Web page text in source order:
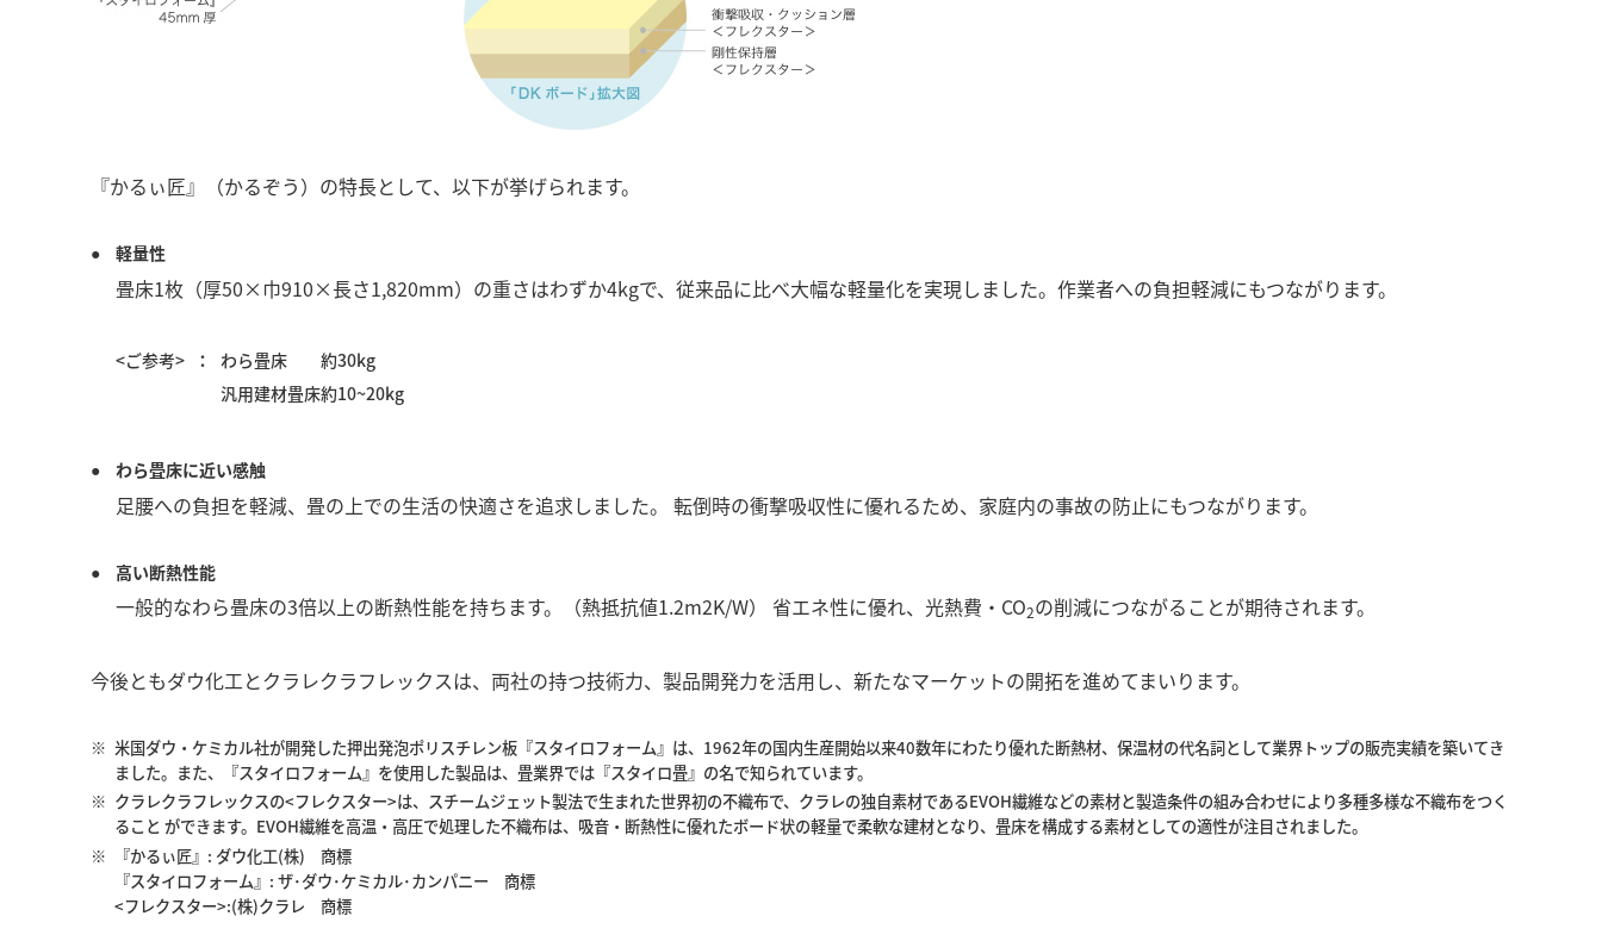
『かるぃ匠』（かるぞう）の特長として、以下が挙げられます。
軽量性
畳床1枚（厚50×巾910×長さ1,820mm）の重さはわずか4kgで、従来品に比べ大幅な軽量化を実現しました。作業者への負担軽減にもつながります。
<ご参考> わら畳床
約30kg
汎用建材畳床約10~20kg
わら畳床に近い感触
足腰への負担を軽減、畳の上での生活の快適さを追求しました。 転倒時の衝撃吸収性に優れるため、家庭内の事故の防止にもつながります。
高い断熱性能
一般的なわら畳床の3倍以上の断熱性能を持ちます。（熱抵抗値1.2m2K/W） 省エネ性に優れ、光熱費・CO2の削減につながることが期待されます。
今後ともダウ化工とクラレクラフレックスは、両社の持つ技術力、製品開発力を活用し、新たなマーケットの開拓を進めてまいります。
※ 米国ダウ・ケミカル社が開発した押出発泡ポリスチレン板『スタイロフォーム』は、1962年の国内生産開始以来40数年にわたり優れた断熱材、保温材の代名詞として業界トップの販売実績を築いてき
ました。また、『スタイロフォーム』を使用した製品は、畳業界では『スタイロ畳』の名で知られています。
※ クラレクラフレックスの<フレクスター>は、スチームジェット製法で生まれた世界初の不織布で、クラレの独自素材であるEVOH繊維などの素材と製造条件の組み合わせにより多種多様な不織布をつく
ること ができます。EVOH繊維を高温・高圧で処理した不織布は、吸音・断熱性に優れたボード状の軽量で柔軟な建材となり、畳床を構成する素材としての適性が注目されました。
※
『かるぃ匠』: ダウ化工(株) 商標
『スタイロフォーム』: ザ･ダウ･ケミカル･カンパニー 商標
<フレクスター>:(株)クラレ 商標